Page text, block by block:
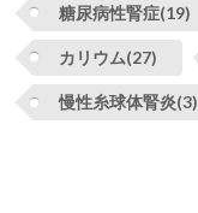
糖尿病性腎症(19)
カリウム(27)
慢性糸球体腎炎(3)